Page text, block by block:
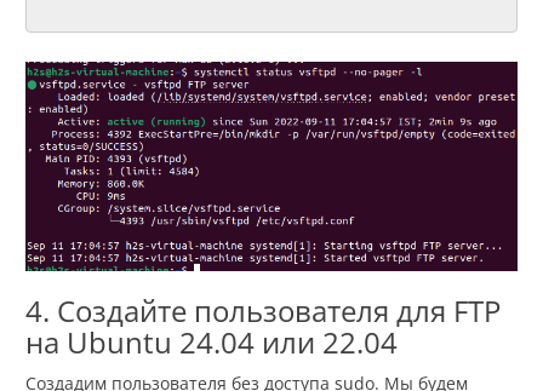
4. Создайте пользователя для FTP
на Ubuntu 24.04 или 22.04
Создадим пользователя без доступа sudo. Мы будем